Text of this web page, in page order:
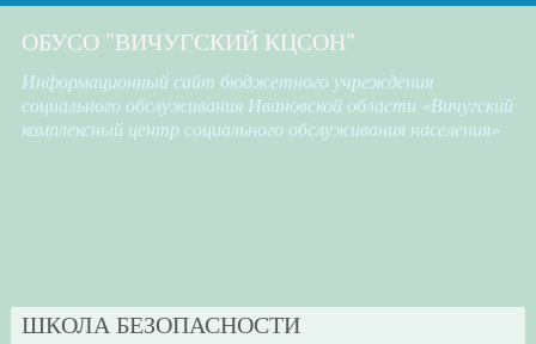
ОБУСО "ВИЧУГСКИЙ КЦСОН"
Информационный сайт бюджетного учреждения
социального обслуживания Ивановской области «Вичугский
комплексный центр социального обслуживания населения»
ШКОЛА БЕЗОПАСНОСТИ